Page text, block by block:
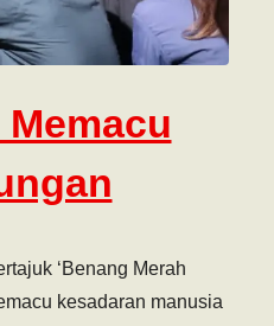
‘Benang Merah
kesadaran manusia